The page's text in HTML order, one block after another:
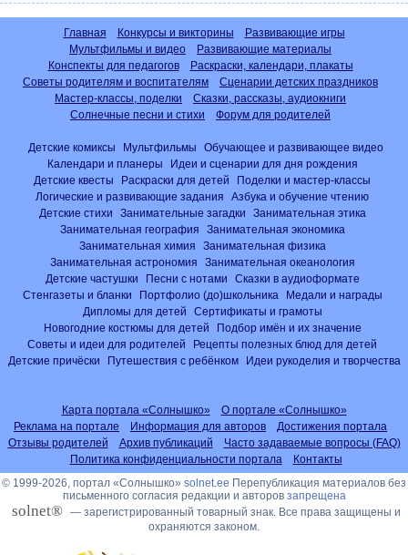
Главная Конкурсы и викторины
Развивающие игры
Мультфильмы и видео
Развивающие материалы
Конспекты для педагогов
Раскраски, календари, плакаты
Советы родителям и воспитателям
Сценарии детских праздников
Мастер-классы, поделки
Сказки, рассказы, аудиокниги
Солнечные песни и стихи
Форум для родителей
Детские комиксы Мультфильмы
Обучающее и развивающее видео
Календари и планеры
Идеи и сценарии для дня рождения
Детские квесты
Раскраски для детей
Поделки и мастер-классы
Логические и развивающие задания
Азбука и обучение чтению
Детские стихи
Занимательные загадки
Занимательная этика
Занимательная география
Занимательная экономика
Занимательная химия
Занимательная физика
Занимательная астрономия
Занимательная океанология
Детские частушки
Песни с нотами
Сказки в аудиоформате
Стенгазеты и бланки
Портфолио (до)школьника
Медали и награды
Дипломы для детей
Сертификаты и грамоты
Новогодние костюмы для детей
Подбор имён и их значение
Советы и идеи для родителей
Рецепты полезных блюд для детей
Детские причёски
Путешествия с ребёнком Идеи рукоделия и творчества
Карта портала «Солнышко»
О портале «Солнышко»
Реклама на портале
Информация для авторов
Достижения портала
Отзывы родителей
Архив публикаций
Часто задаваемые вопросы (FAQ)
Политика конфиденциальности портала
Контакты
© 1999-2026, портал «Солнышко» solnet.ee Перепубликация материалов без
письменного согласия редакции и авторов запрещена
solnet® — зарегистрированный товарный знак. Все права защищены и
охраняются законом.